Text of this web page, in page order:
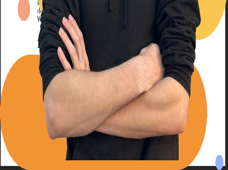
Advent Calendar #7 - I assembled a book with
GitHub actions
Alexander Panov 2023-12-07 16 views
LeistungenPortfolioKundenmeinungen Über uns NewsletterBlog
Impressum: RoyalZSoftware UG (haftungsbeschränkt),
Lärchenstraße 3, 82362 Weilheim in Oberbayern